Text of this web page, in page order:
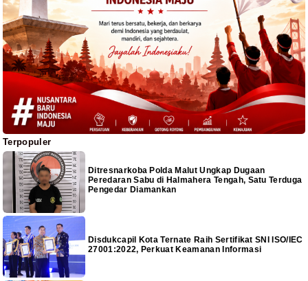
Terpopuler
Ditresnarkoba Polda Malut Ungkap Dugaan
Peredaran Sabu di Halmahera Tengah, Satu Terduga
Pengedar Diamankan
Disdukcapil Kota Ternate Raih Sertifikat SNI ISO/IEC
27001:2022, Perkuat Keamanan Informasi